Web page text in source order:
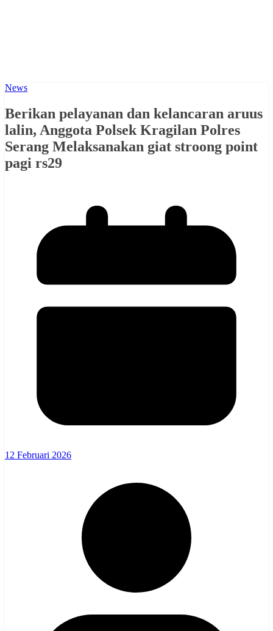
News
Berikan pelayanan dan kelancaran aruus
lalin, Anggota Polsek Kragilan Polres
Serang Melaksanakan giat stroong point
pagi rs29
12 Februari 2026